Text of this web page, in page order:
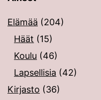
Elämää (204)
Häät (15)
Koulu (46)
Lapsellisia (42)
Kirjasto (36)